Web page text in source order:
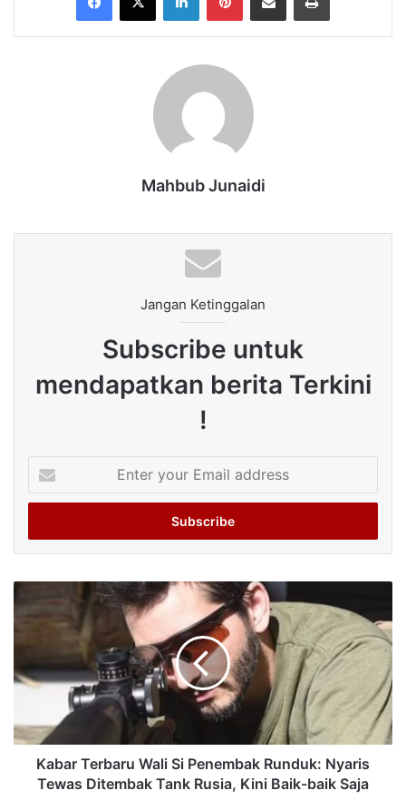
Mahbub Junaidi
Jangan Ketinggalan
Subscribe untuk
mendapatkan berita Terkini
!
your
Email
Kabar Terbaru Wali Si Penembak Runduk: Nyaris
Tewas Ditembak Tank Rusia, Kini Baik-baik Saja